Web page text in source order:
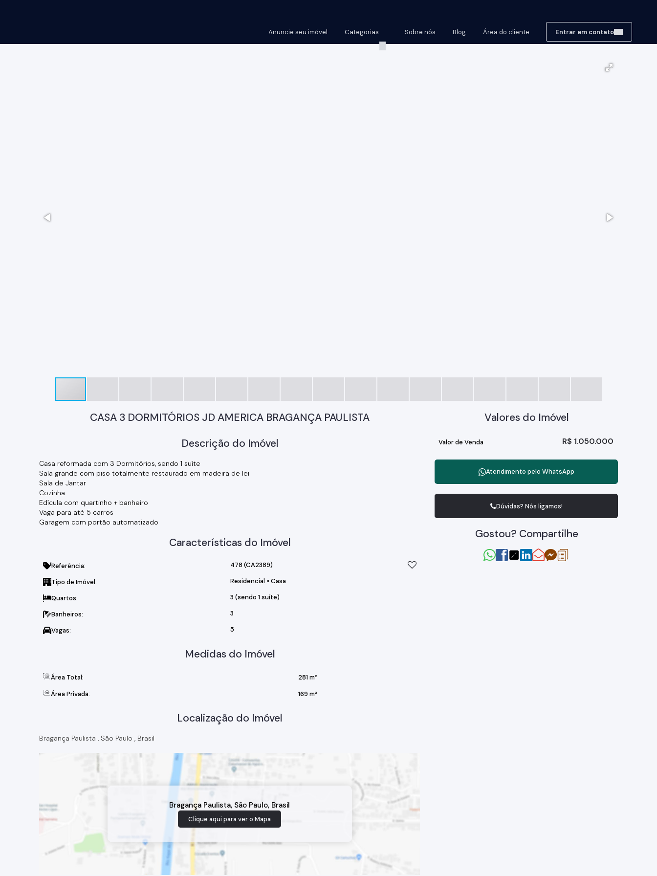
Entrar em contato
Área do cliente
Blog
Sobre nós
Categorias
Anuncie seu imóvel
CASA 3 DORMITÓRIOS JD AMERICA BRAGANÇA PAULISTA
Descrição do Imóvel
Casa reformada com 3 Dormitórios, sendo 1 suíte
Sala grande com piso totalmente restaurado em madeira de lei
Sala de Jantar
Cozinha
Edícula com quartinho + banheiro
Vaga para até 5 carros
Garagem com portão automatizado
Características do Imóvel
Referência: 478 (CA2389)
Tipo de Imóvel: Residencial »Casa
Quartos: 3 (sendo 1 suíte)
Banheiros: 3
Vagas: 5
Medidas do Imóvel
Área Total:
281 m²
Área Privada:
169 m²
Localização do Imóvel
Bragança Paulista , São Paulo , Brasil
Bragança Paulista, São Paulo, Brasil
Clique aqui para ver o Mapa
Valores do Imóvel
R$ 1.050.000
Valor de Venda
Atendimento pelo WhatsApp
Dúvidas? Nós ligamos!
Gostou? Compartilhe